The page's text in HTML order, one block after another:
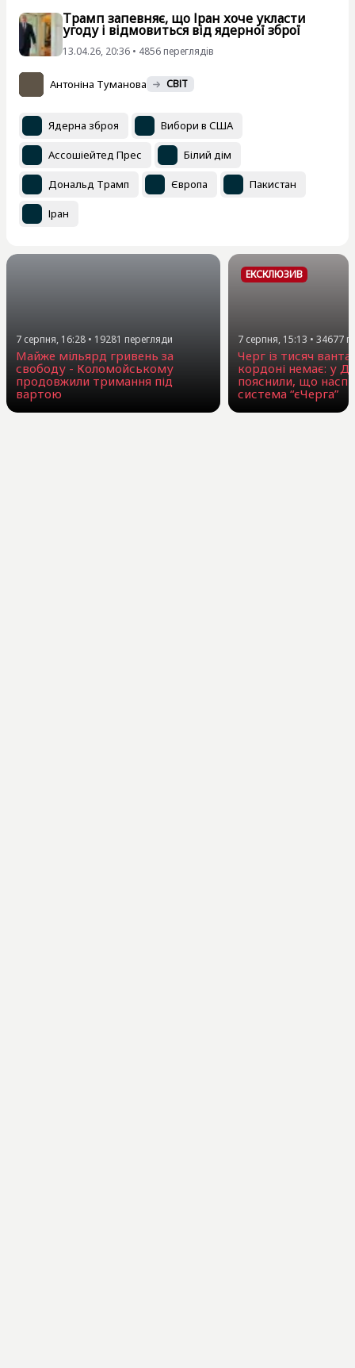
Трамп запевняє, що Іран хоче укласти
угоду і відмовиться від ядерної зброї
13.04.26, 20:36 • 4856 переглядiв
Антоніна Туманова СВІТ
Ядерна зброя Вибори в США
Ассошіейтед Прес Білий дім
Дональд Трамп Європа Пакистан
Іран
7 серпня, 16:28 • 19281 перегляди
Майже мільярд гривень за
свободу - Коломойському
продовжили тримання під
вартою
ЕКСКЛЮЗИВ
7 серпня, 15:13 • 34677
Черг із тисяч
кордоні немає: у
пояснили, що
система “єЧерга”